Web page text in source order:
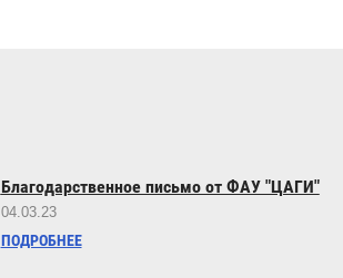
Благодарственное письмо от ФАУ "ЦАГИ"
04.03.23
ПОДРОБНЕЕ